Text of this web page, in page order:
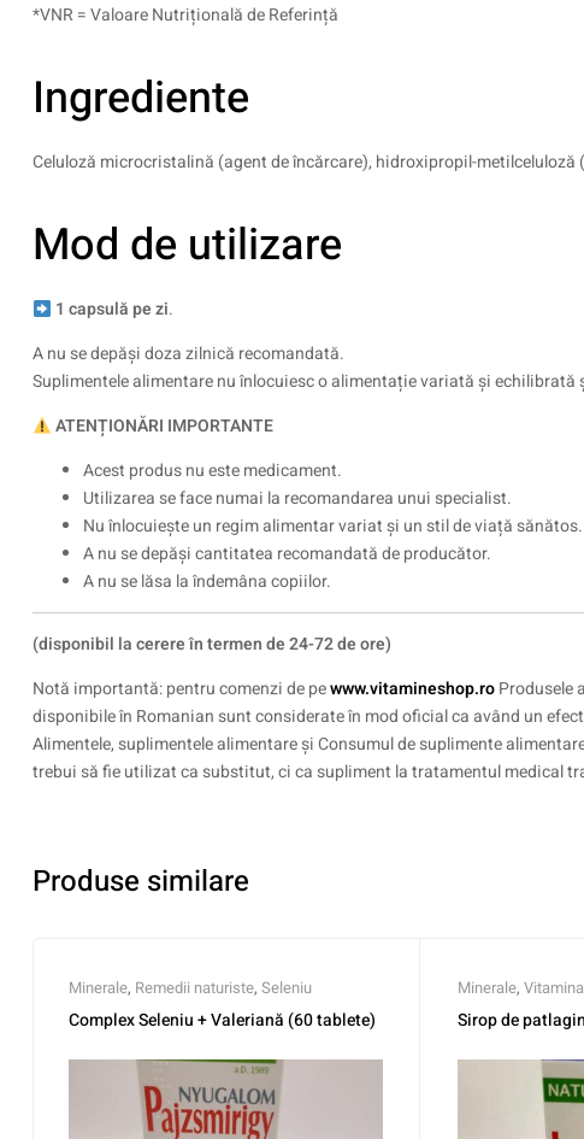
*VNR = Valoare Nutrițională de Referință
Ingrediente
Celuloză microcristalină (agent de încărcare), hidroxipropil-metilceluloză
Mod de utilizare
1 capsulă pe zi.
A nu se depăși doza zilnică recomandată.
Suplimentele alimentare nu înlocuiesc o alimentație variată și echilibrată
ATENȚIONĂRI IMPORTANTE
Acest produs nu este medicament.
Utilizarea se face numai la recomandarea unui specialist.
Nu înlocuiește un regim alimentar variat și un stil de viață sănătos.
A nu se depăși cantitatea recomandată de producător.
A nu se lăsa la îndemâna copiilor.
(disponibil la cerere în termen de 24-72 de ore)
Notă importantă: pentru comenzi de pewww.vitamineshop.roProdusele
disponibile în Romanian sunt considerate în mod oficial ca având un
Alimentele, suplimentele alimentare și Consumul de suplimente
trebui să fie utilizat ca substitut, ci ca supliment la tratamentul medical
Produse similare
Minerale, Remedii naturiste, Seleniu
Complex Seleniu + Valeriană (60 tablete)
Minerale,
Sirop de